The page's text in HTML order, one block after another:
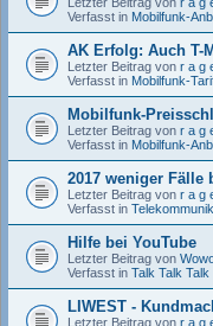
Verfasst in Mobilfunk-
AK Erfolg: Auch T-
Letzter Beitrag von r a g
Verfasst in Mobilfunk-
Mobilfunk-
Letzter Beitrag von r a g
Verfasst in Mobilfunk-
2017 weniger Fälle
Letzter Beitrag von r a g
Verfasst in
Hilfe bei YouTube
Letzter Beitrag von
Verfasst in Talk Talk Talk
LIWEST -
Letzter Beitrag von r a g